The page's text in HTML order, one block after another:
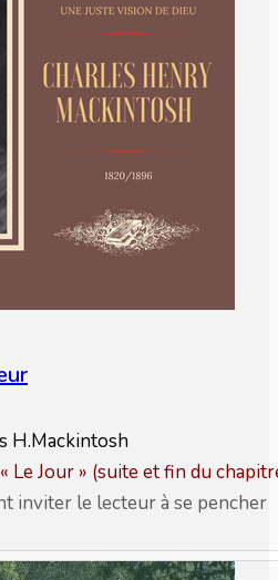
H.Mackintosh
Le Jour » (suite et fin du
inviter le lecteur à se pencher